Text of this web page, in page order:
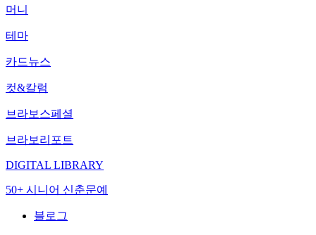
머니
테마
카드뉴스
컷&칼럼
브라보스페셜
브라보리포트
DIGITAL LIBRARY
50+ 시니어 신춘문예
블로그